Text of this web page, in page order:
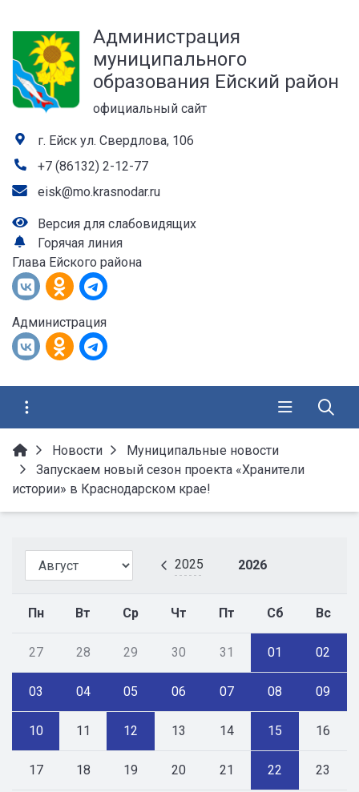
Администрация
муниципального
образования Ейский район
официальный сайт
г. Ейск ул. Свердлова, 106
+7 (86132) 2-12-77
eisk@mo.krasnodar.ru
Версия для слабовидящих
Горячая линия
Глава Ейского района
Администрация
Новости
Муниципальные новости
Запускаем новый сезон проекта «Хранители
истории» в Краснодарском крае!
2025 2026
Пн Вт Ср Чт Пт Сб Вс
27 28 29 30 31 01 02
03 04 05 06 07 08 09
10 11 12 13 14 15 16
17 18 19 20 21 22 23